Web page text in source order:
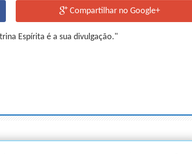
Compartilhar no Google+
Espírita é a sua divulgação."